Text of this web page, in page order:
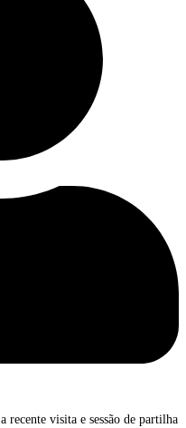
recente visita e sessão de partilha